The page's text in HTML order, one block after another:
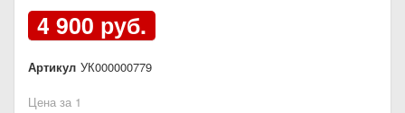
4 900 руб.
Артикул УК000000779
Цена за 1